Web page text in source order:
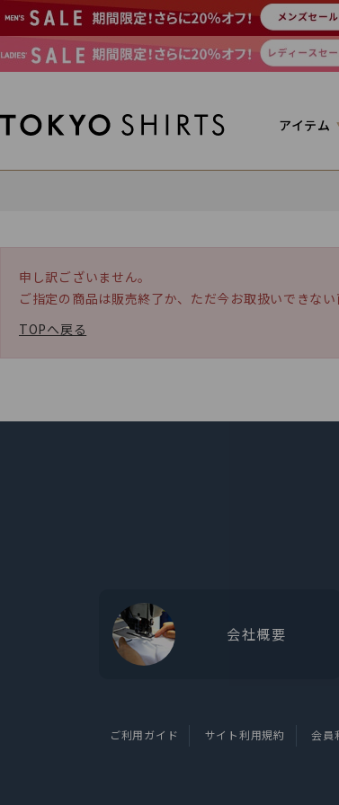
アイテム
申し訳ございません。
ご指定の商品は販売終了か、ただ今お取扱いできない
TOPへ戻る
会社概要
ご利用ガイド サイト利用規約 会員